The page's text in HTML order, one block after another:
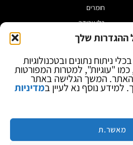
ההגדרות שלך
ניתוח נתונים ובטכנולוגיות
כמו "עוגיות", למטרות המפורטות
האתר. המשך הגלישה באתר
נוסף נא לעיין במדיניות
מאשר.ת
חומרים
כלי עבודה
מוצרי הלחמה
ספקי כח ומודדים
ציוד אופטי להגדלה
מותגים